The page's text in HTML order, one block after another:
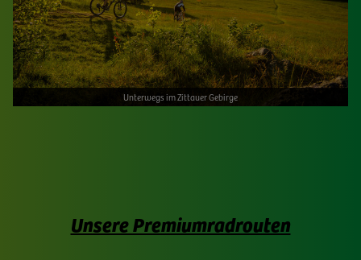
Unterwegs im Zittauer Gebirge
Unsere Premiumradrouten